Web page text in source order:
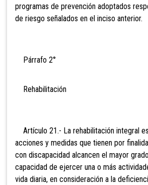
programas de prevención adoptados
de riesgo señalados en el inciso anterior.
Párrafo 2°
Rehabilitación
Artículo 21.- La rehabilitación integral
acciones y medidas que tienen por
con discapacidad alcancen el mayor
capacidad de ejercer una o más
vida diaria, en consideración a la